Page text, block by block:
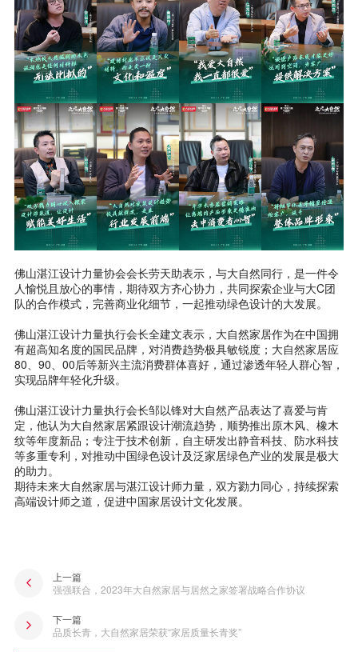
佛山湛江设计力量协会会长劳天助表示，与大自然同行，是一件令
人愉悦且放心的事情，期待双方齐心协力，共同探索企业与大C团
队的合作模式，完善商业化细节，一起推动绿色设计的大发展。
佛山湛江设计力量执行会长全建文表示，大自然家居作为在中国拥
有超高知名度的国民品牌，对消费趋势极具敏锐度；大自然家居应
80、90、00后等新兴主流消费群体喜好，通过渗透年轻人群心智，
实现品牌年轻化升级。
佛山湛江设计力量执行会长邹以锋对大自然产品表达了喜爱与肯
定，他认为大自然家居紧跟设计潮流趋势，顺势推出原木风、橡木
纹等年度新品；专注于技术创新，自主研发出静音科技、防水科技
等多重专利，对推动中国绿色设计及泛家居绿色产业的发展是极大
的助力。
期待未来大自然家居与湛江设计师力量，双方勠力同心，持续探索
高端设计师之道，促进中国家居设计文化发展。
上一篇
强强联合，2023年大自然家居与居然之家签署战略合作协议
下一篇
品质长青，大自然家居荣获“家居质量长青奖”